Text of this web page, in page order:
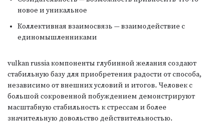
новое и уникальное
Коллективная взаимосвязь — взаимодействие с
единомышленниками
vulkan russia компоненты глубинной желания создают
стабильную базу для приобретения радости от способа,
независимо от внешних условий и итогов. Человек с
большой сокровенной побуждением демонстрируют
масштабную стабильность к стрессам и более
значительную довольство действительностью.